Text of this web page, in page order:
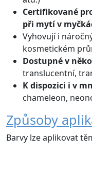
Certifikované
při mytí v
Vyhovují i
kosmetickém
Dostupné v
translucentní,
K dispozici i v
chameleon,
Způsoby
Barvy lze aplikovat